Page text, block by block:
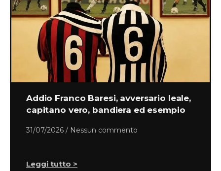
Addio Franco Baresi, avversario leale,
capitano vero, bandiera ed esempio
31/07/2026 Nessun commento
Leggi tutto >